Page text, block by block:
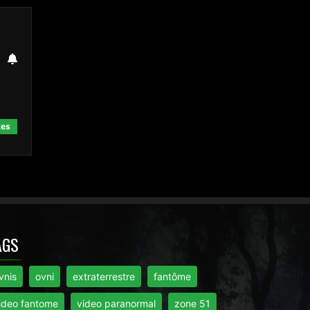
ovni extraterrestre fantôme
fantome video paranormal zone 51